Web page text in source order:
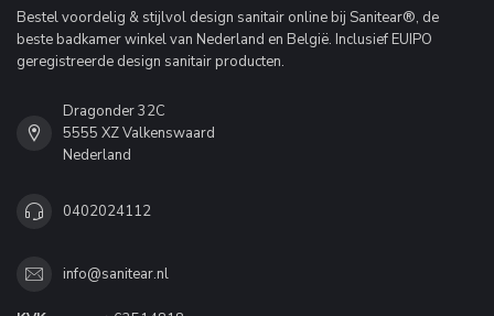
Bestel voordelig & stijlvol design sanitair online bij Sanitear®, de
beste badkamer winkel van Nederland en België. Inclusief EUIPO
geregistreerde design sanitair producten.
Dragonder 32C
5555 XZ Valkenswaard
Nederland
0402024112
info@sanitear.nl